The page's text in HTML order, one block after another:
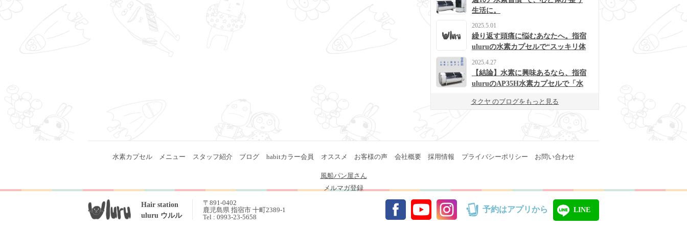
生活に。
2025.5.01
繰り返す頭痛に悩むあなたへ。指宿
uluruの水素カプセルで“スッキリ体
2025.4.27
【結論】水素に興味あるなら、指宿
uluruのAP35H水素カプセルで「水
タクヤ のブログをもっと見る
水素カプセル メニュー スタッフ紹介 ブログ habitカラー会員 オススメ お客様の声 会社概要 採用情報 プライバシーポリシー お問い合わせ
メルマガ登録
風船パン屋さん
Hair station
uluru ウルル
〒891-0402
鹿児島県 指宿市 十町2389-1
Tel : 0993-23-5658
予約はアプリから LINE